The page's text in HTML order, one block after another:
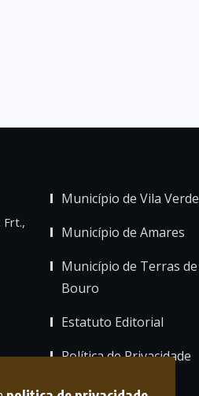
Frt.,
Município de Vila Verde
Município de Amares
Município de Terras de
Bouro
Estatuto Editorial
Política de Privacidade